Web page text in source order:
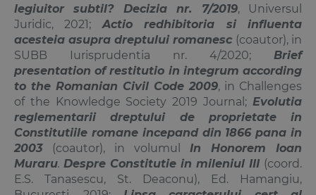
legiuitor subtil? Decizia nr. 7/2019, Universul
Juridic, 2021;Actio redhibitoria si influenta
acesteia asupra dreptului romanesc (coautor), in
SUBB Iurisprudentia nr. 4/2020; Brief
presentation of restitutio in integrum according
to the Romanian Civil Code 2009, in Challenges
of the Knowledge Society 2019 Journal; Evolutia
reglementarii dreptului de proprietate in
Constitutiile romane incepand din 1866 pana in
2003
(coautor), in volumul In Honorem Ioan
Muraru. Despre Constitutie in mileniul III (coord.
E.S. Tanasescu, St. Deaconu), Ed. Hamangiu,